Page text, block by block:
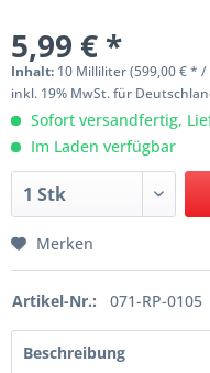
5,99 € *
Inhalt: 10 Milliliter (599,00 € * /
inkl. 19% MwSt. für
Sofort versandfertig,
Im Laden verfügbar
Merken
Artikel-Nr.: 071-RP-0105
Beschreibung